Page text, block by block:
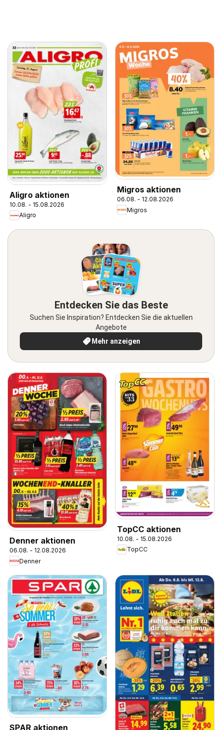
Aligro aktionen
10.08. - 15.08.2026
Aligro
Migros aktionen
06.08. - 12.08.2026
Migros
Entdecken Sie das Beste
Suchen Sie Inspiration? Entdecken Sie die aktuellen
Angebote
Mehr anzeigen
Denner aktionen
06.08. - 12.08.2026
Denner
TopCC aktionen
10.08. - 15.08.2026
TopCC
SPAR aktionen